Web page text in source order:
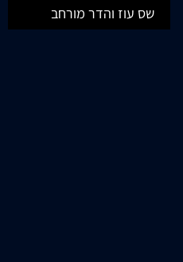
שס עוז והדר מורחב